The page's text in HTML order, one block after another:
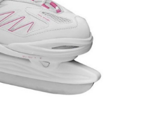
s komfortnou anatomickou
pohodlné korčuľova..